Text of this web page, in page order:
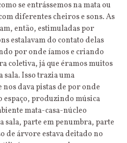
se entrássemos na mata ou
diferentes cheiros e sons. As
então, estimuladas por
estalavam do contato delas
por onde íamos e criando
coletiva, já que éramos muitos
sala. Isso trazia uma
nos dava pistas de por onde
espaço, produzindo música
mata-casa-núcleo
sala, parte em penumbra, parte
de árvore estava deitado no